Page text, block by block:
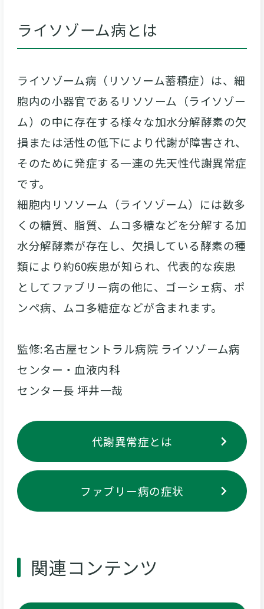
ライソゾーム病とは
ライソゾーム病（リソソーム蓄積症）は、細
胞内の小器官であるリソソーム（ライソゾー
ム）の中に存在する様々な加水分解酵素の欠
損または活性の低下により代謝が障害され、
そのために発症する一連の先天性代謝異常症
です。
細胞内リソソーム（ライソゾーム）には数多
くの糖質、脂質、ムコ多糖などを分解する加
水分解酵素が存在し、欠損している酵素の種
類により約60疾患が知られ、代表的な疾患
としてファブリー病の他に、ゴーシェ病、ポ
ンペ病、ムコ多糖症などが含まれます。
監修:名古屋セントラル病院 ライソゾーム病
センター・血液内科
センター長 坪井一哉
代謝異常症とは
ファブリー病の症状
関連コンテンツ